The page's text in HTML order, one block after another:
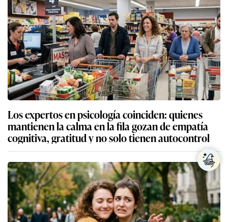
Los expertos en psicología coinciden: quienes
mantienen la calma en la fila gozan de empatía
cognitiva, gratitud y no solo tienen autocontrol